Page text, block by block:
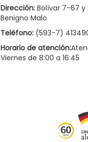
Dirección: Bolívar 7-67 y
Benigno Malo
Teléfono: (593-7)
Horario de atención:
Viernes de 8:00 a 16:45